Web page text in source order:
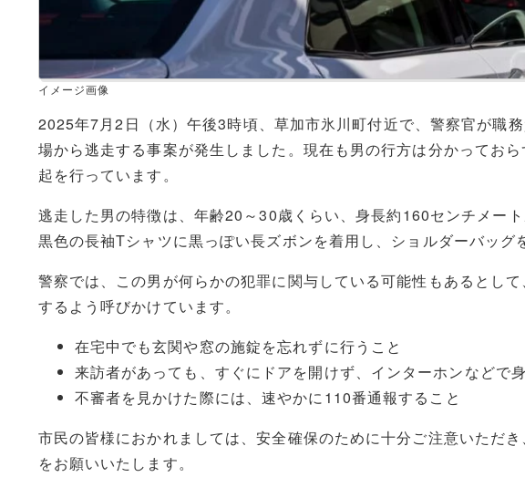
イメージ画像
2025年7月2日（水）午後3時頃、草加市氷川町付近で、警察官が職
場から逃走する事案が発生しました。現在も男の行方は分かってお
起を行っています。
逃走した男の特徴は、年齢20～30歳くらい、身長約160センチメー
黒色の長袖Tシャツに黒っぽい長ズボンを着用し、ショルダーバッグ
警察では、この男が何らかの犯罪に関与している可能性もあるとし
するよう呼びかけています。
在宅中でも玄関や窓の施錠を忘れずに行うこと
来訪者があっても、すぐにドアを開けず、インターホンなどで
不審者を見かけた際には、速やかに110番通報すること
市民の皆様におかれましては、安全確保のために十分ご注意いただ
をお願いいたします。